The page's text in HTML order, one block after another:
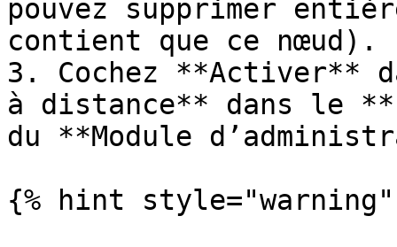
pouvez supprimer
contient que ce nœud).
3. Cochez **Activer**
à distance** dans le
du **Module
{% hint style="warning"